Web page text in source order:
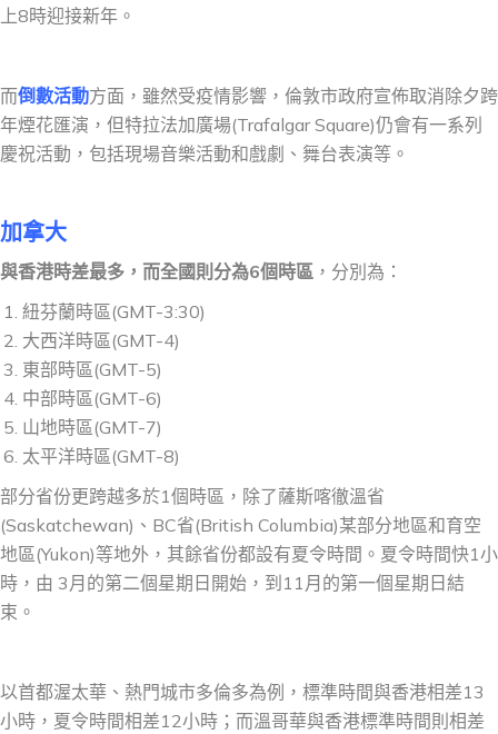
上8時迎接新年。
而倒數活動方面，雖然受疫情影響，倫敦市政府宣佈取消除夕跨
年煙花匯演，但特拉法加廣場(Trafalgar Square)仍會有一系列
慶祝活動，包括現場音樂活動和戲劇、舞台表演等。
加拿大
與香港時差最多，而全國則分為6個時區 ，分別為：
紐芬蘭時區(GMT-3:30)
大西洋時區(GMT-4)
東部時區(GMT-5)
中部時區(GMT-6)
山地時區(GMT-7)
太平洋時區(GMT-8)
部分省份更跨越多於1個時區，除了薩斯喀徹溫省
(Saskatchewan)、BC省(British Columbia)某部分地區和育空
地區(Yukon)等地外，其餘省份都設有夏令時間。夏令時間快1小
時，由 3月的第二個星期日開始，到11月的第一個星期日結
束。
以首都渥太華、熱門城市多倫多為例，標準時間與香港相差13
小時，夏令時間相差12小時；而溫哥華與香港標準時間則相差